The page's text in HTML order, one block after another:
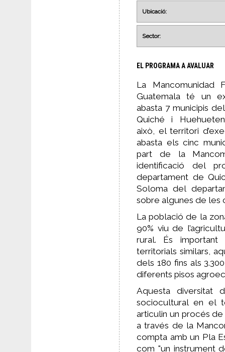
Ubicació:
Sector:
EL PROGRAMA A AVALUAR
La Mancomunidad
Guatemala té un
abasta 7 municipis
Quiché i
això, el territori
abasta els cinc
part de la
identificació del
departament de
Soloma del
sobre algunes de les
La població de la
90% viu de
rural. És
territorials similars,
dels 180 fins als
diferents pisos
Aquesta diversitat
sociocultural en el
articulin un procés
a través de la
compta amb un Pla
com "un instrument